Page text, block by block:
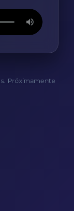
Próximamente